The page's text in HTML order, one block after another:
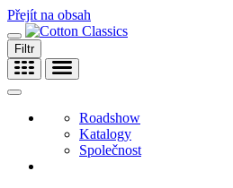
Přejít na obsah
Filtr
Roadshow
Katalogy
Společnost